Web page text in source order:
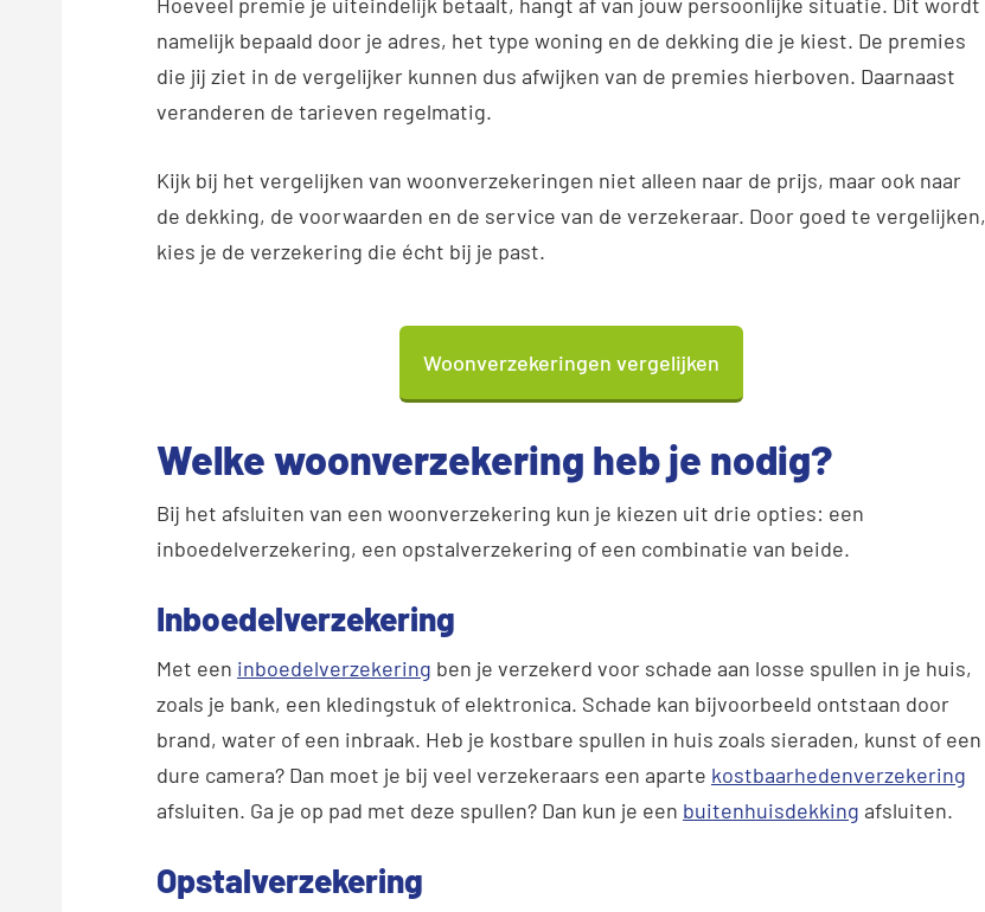
namelijk bepaald door je adres, het type woning en de dekking die je kiest. De premies
die jij ziet in de vergelijker kunnen dus afwijken van de premies hierboven. Daarnaast
veranderen de tarieven regelmatig.
Kijk bij het vergelijken van woonverzekeringen niet alleen naar de prijs, maar ook naar
de dekking, de voorwaarden en de service van de verzekeraar. Door goed te vergelijken,
kies je de verzekering die écht bij je past.
Woonverzekeringen vergelijken
Welke woonverzekering heb je nodig?
Bij het afsluiten van een woonverzekering kun je kiezen uit drie opties: een
inboedelverzekering, een opstalverzekering of een combinatie van beide.
Inboedelverzekering
Met een inboedelverzekering ben je verzekerd voor schade aan losse spullen in je huis,
zoals je bank, een kledingstuk of elektronica. Schade kan bijvoorbeeld ontstaan door
brand, water of een inbraak. Heb je kostbare spullen in huis zoals sieraden, kunst of een
dure camera? Dan moet je bij veel verzekeraars een aparte kostbaarhedenverzekering
afsluiten. Ga je op pad met deze spullen? Dan kun je een buitenhuisdekking afsluiten.
Opstalverzekering